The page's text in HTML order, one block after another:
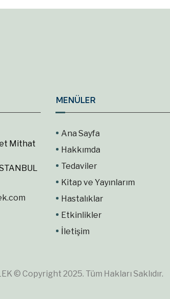
Mithat
MENÜLER
Ana Sayfa
Hakkımda
Tedaviler
Kitap ve Yayınlarım
Hastalıklar
Etkinlikler
İletişim
© Copyright 2025. Tüm Hakları Saklıdır.